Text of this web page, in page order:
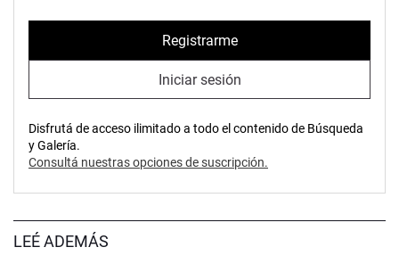
Registrarme
Iniciar sesión
Disfrutá de acceso ilimitado a todo el contenido de Búsqueda
y Galería.
Consultá nuestras opciones de suscripción.
LEÉ ADEMÁS